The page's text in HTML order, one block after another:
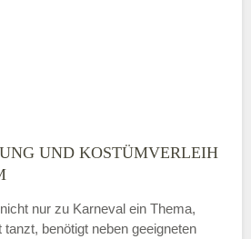
UND KOSTÜMVERLEIH
nur zu Karneval ein Thema,
benötigt neben geeigneten